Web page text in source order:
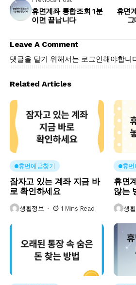
휴면계좌 통합조회 1분
이면 끝납니다
휴면
Leave A Comment
댓글을 달기 위해서는 로그인해야합니
Related Articles
휴먼예금찾기
잠자고 있는 계좌 지금 바
로 확인하세요
생활정보 1 Mins Read
휴먼
휴면
않는
생